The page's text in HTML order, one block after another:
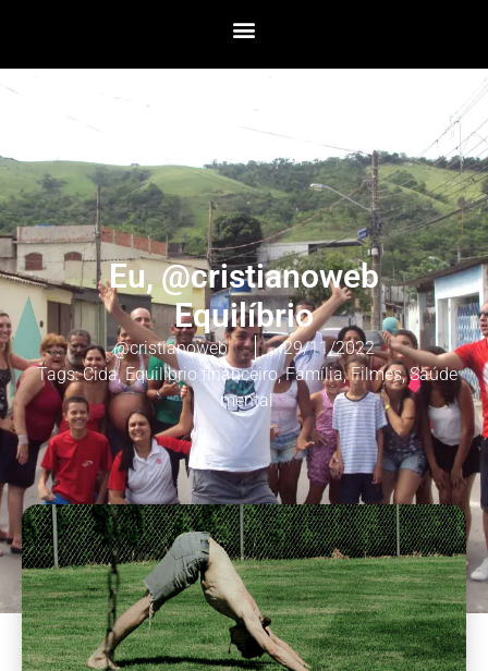
Eu, @cristianoweb
Equilíbrio
@cristianoweb
29/11/2022
Tags:Cida,Equilíbrio financeiro,Família,Filmes,Saúde
mental